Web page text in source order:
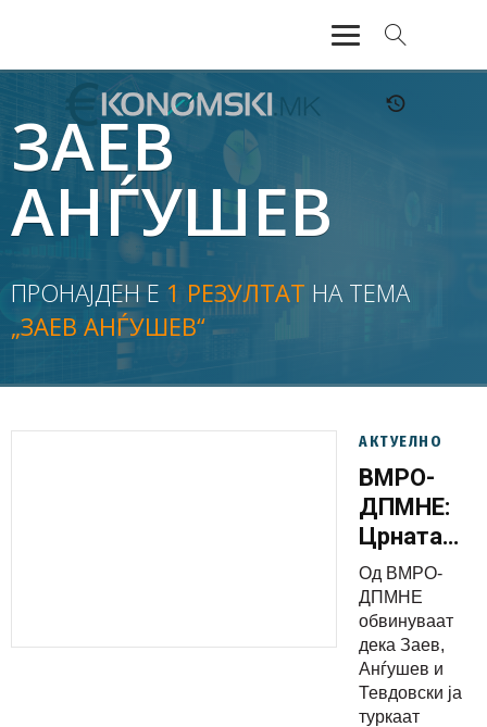
АКТУЕЛНО
ЕКОНОМИЈА
ФИНАНСИИ
БАНКАРСТВО
ЖИВОТ
МОЗАИК
ЗАЕВ
АНЃУШЕВ
ПРОНАЈДЕН Е 1 РЕЗУЛТАТ НА ТЕМА
„ЗАЕВ АНЃУШЕВ“
АКТУЕЛНО
ВМРО-
ДПМНЕ:
Црната
тројка
Заев,
Анѓушев и
Тевдовски
за три
недели ја
Од ВМРО-
ДПМНЕ
обвинуваат
дека Заев,
Анѓушев и
Тевдовски ја
туркаат